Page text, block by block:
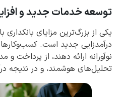
توسعه خدمات جدید و
یکی از بزرگ‌ترین مزایای
درآمدزایی جدید است.
نوآورانه ارائه دهند، از پرداخت و
تحلیل‌های هوشمند، و در نتیجه